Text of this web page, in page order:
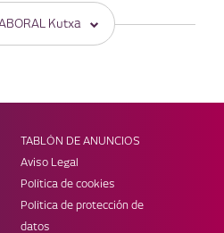
Kutxa
Empresas
Jóvenes
WEBS DE LK
Web corporativa
Prensa
TABLÓN DE ANUNCIOS
Aviso Legal
Política de cookies
Política de protección de
datos